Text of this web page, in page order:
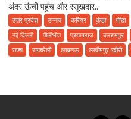
अंदर ऊंची पहुंच और रसूखदार...
उत्तर प्रदेश उन्नाव करियर कुंडा गोंडा
नई दिल्ली
पीलीभीत प्रयागराज बलरामपुर
राज्य
रायबरेली लखनऊ लखीमपुर-खीरी